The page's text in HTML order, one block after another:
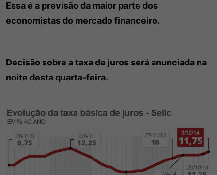
Essa é a previsão da maior parte dos
economistas do mercado financeiro.
Decisão sobre a taxa de juros será anunciada na
noite desta quarta-feira.